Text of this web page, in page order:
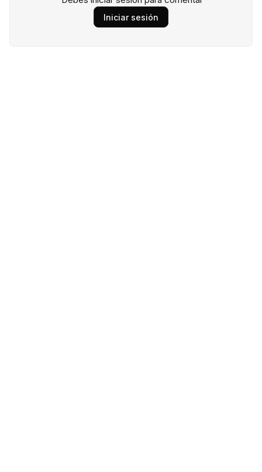
Iniciar sesión